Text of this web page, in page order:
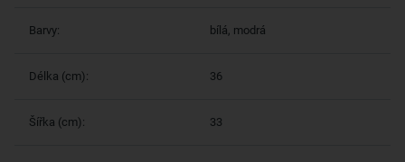
Barvy: bílá, modrá
Délka (cm): 36
Šířka (cm): 33